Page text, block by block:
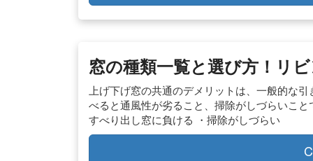
窓の種類一覧と選び方！リ
上げ下げ窓の共通のデメリットは、一般的な
べると通風性が劣ること、掃除がしづらいこ
すべり出し窓に負ける ・掃除がしづらい